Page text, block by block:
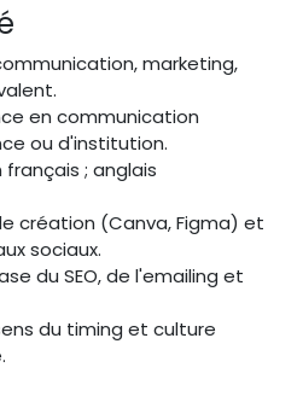
marketing,
en communication
ou d'institution.
; anglais
création (Canva, Figma) et
sociaux.
du SEO, de l'emailing et
du timing et culture